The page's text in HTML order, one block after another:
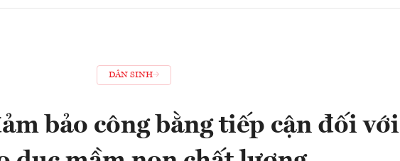
DÂN SINH
bảo công bằng tiếp cận đối với